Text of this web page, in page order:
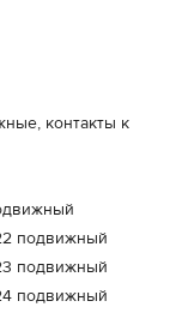
контакты к
подвижный
подвижный
подвижный